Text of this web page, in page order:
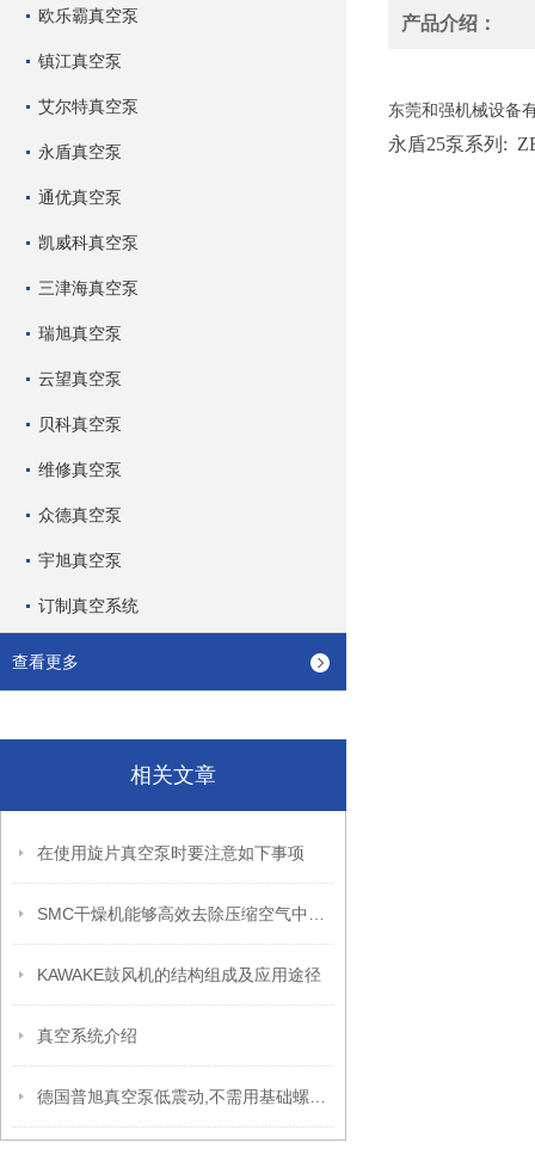
欧乐霸真空泵
镇江真空泵
艾尔特真空泵
永盾真空泵
通优真空泵
凯威科真空泵
三津海真空泵
瑞旭真空泵
云望真空泵
贝科真空泵
维修真空泵
众德真空泵
宇旭真空泵
订制真空系统
查看更多
相关文章
在使用旋片真空泵时要注意如下事项
KAWAKE鼓风机的结构组成及应用途径
真空系统介绍
产品介绍：
东莞和强机械设备
永盾25泵系列: